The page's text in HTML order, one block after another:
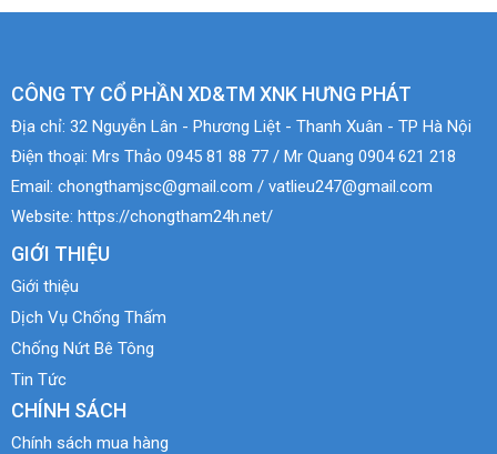
CÔNG TY CỔ PHẦN XD&TM XNK HƯNG PHÁT
Địa chỉ: 32 Nguyễn Lân - Phương Liệt - Thanh Xuân - TP Hà Nội
Điện thoại: Mrs Thảo 0945 81 88 77 / Mr Quang 0904 621 218
Email: chongthamjsc@gmail.com / vatlieu247@gmail.com
Website: https://chongtham24h.net/
GIỚI THIỆU
Giới thiệu
Dịch Vụ Chống Thấm
Chống Nứt Bê Tông
Tin Tức
CHÍNH SÁCH
Chính sách mua hàng